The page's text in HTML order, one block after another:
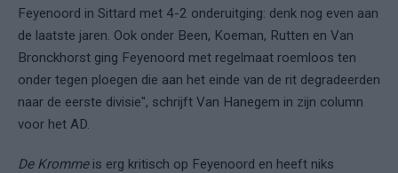
Feyenoord in Sittard met 4-2 onderuitging: denk nog even aan
de laatste jaren. Ook onder Been, Koeman, Rutten en Van
Bronckhorst ging Feyenoord met regelmaat roemloos ten
onder tegen ploegen die aan het einde van de rit degradeerden
naar de eerste divisie", schrijft Van Hanegem in zijn column
voor het AD.
De Kromme is erg kritisch op Feyenoord en heeft niks